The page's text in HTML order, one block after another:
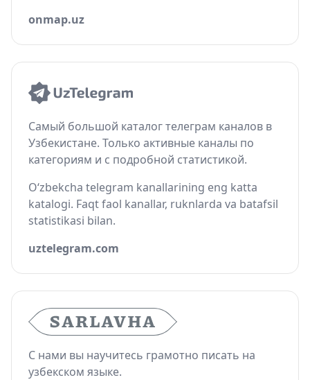
onmap.uz
Самый большой каталог телеграм каналов в
Узбекистане. Только активные каналы по
категориям и с подробной статистикой.
O‘zbekcha telegram kanallarining eng katta
katalogi. Faqt faol kanallar, ruknlarda va batafsil
statistikasi bilan.
uztelegram.com
С нами вы научитесь грамотно писать на
узбекском языке.